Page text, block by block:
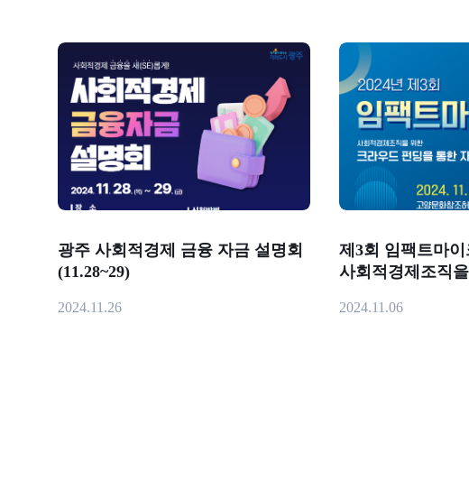
광주 사회적경제 금융 자금 설명회
(11.28~29)
2024.11.26
제3회 임팩트마이
사회적경제조직
2024.11.06